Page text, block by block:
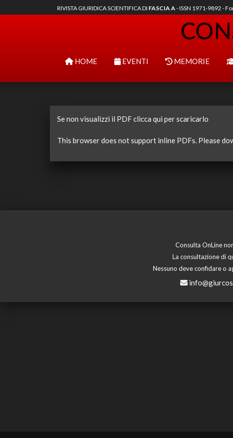
RIVISTA GIURIDICA SCIENTIFICA DI FASCIA A- ISSN 1971-9892 -
HOME EVENTI MEMORIE
Se non visualizzi il PDF clicca qui per scaricarlo
This browser does not support inline PDFs. Please
Consulta OnLine
La consultazione di
Nessuno deve confidare o